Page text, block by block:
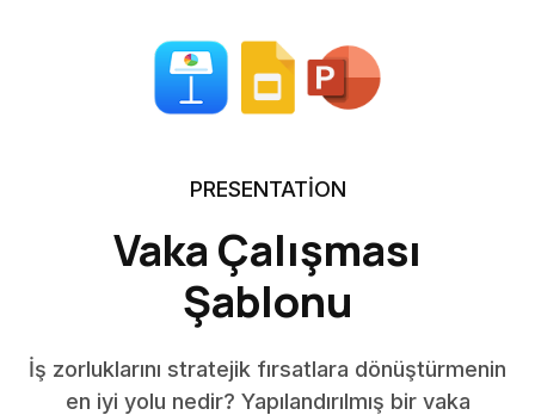
PRESENTATION
Vaka Çalışması
Şablonu
İş zorluklarını stratejik fırsatlara dönüştürmenin
en iyi yolu nedir? Yapılandırılmış bir vaka